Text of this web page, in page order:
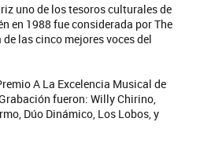
uno de los tesoros culturales de
en 1988 fue considerada por The
las cinco mejores voces del
A La Excelencia Musical de
fueron: Willy Chirino,
Dúo Dinámico, Los Lobos, y